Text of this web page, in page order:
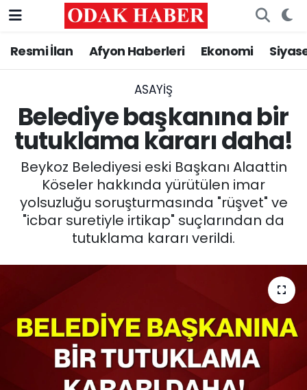
Resmi İlan Afyon Haberleri Ekonomi
ASAYİŞ
Belediye başkanına bir
tutuklama kararı daha!
Beykoz Belediyesi eski Başkanı Alaattin
Köseler hakkında yürütülen imar
yolsuzluğu soruşturmasında "rüşvet" ve
"icbar suretiyle irtikap" suçlarından da
tutuklama kararı verildi.
AFYONKARAHİSAR HABERLERİ
ASAYİŞ
SİYASET
EĞİTİM
MAGAZİN
SAĞLIK
SPOR
11:11 MANŞET
Nöbetçi Eczaneler
Trafik Durumu
Tüm Manşetler
Son Dakika Haberleri
Haber Arşivi